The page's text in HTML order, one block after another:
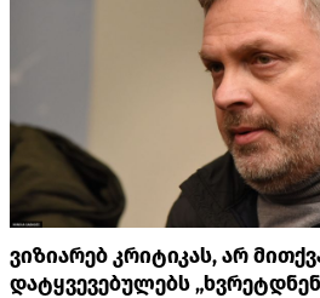
ვიზიარებ კრიტიკას, არ
დატყვევებულებს